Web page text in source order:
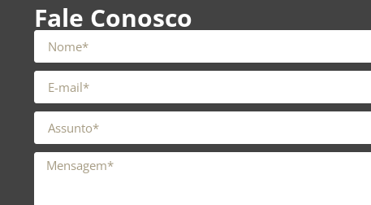
Fale Conosco